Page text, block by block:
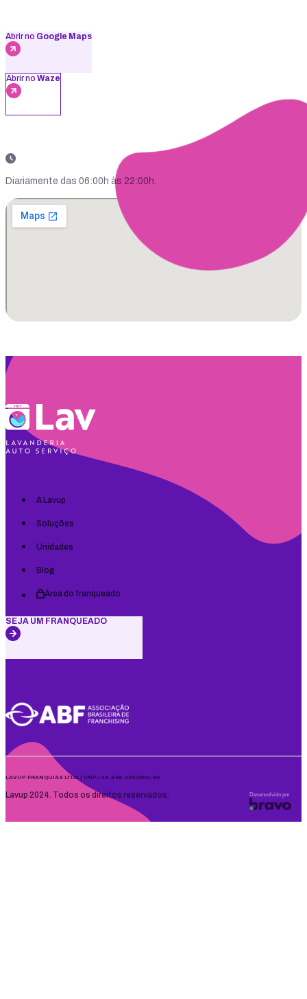
Abrir no Google Maps
Abrir no Waze
Diariamente das 06:00h às 22:00h.
A Lavup
Soluções
Unidades
Blog
Área do franqueado
SEJA UM FRANQUEADO
LAVUP FRANQUIAS LTDA | CNPJ 49.686.402/0001-80
Lavup 2024. Todos os direitos reservados. Desenvolvido por